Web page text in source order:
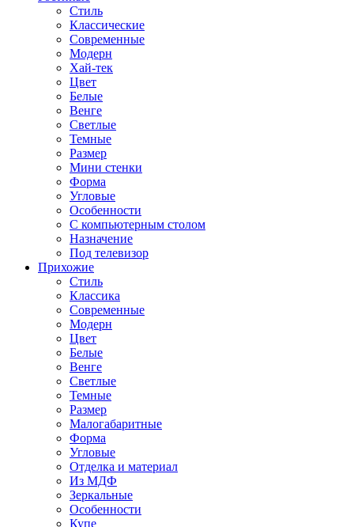
Стиль
Классические
Современные
Модерн
Хай-тек
Цвет
Белые
Венге
Светлые
Темные
Размер
Мини стенки
Форма
Угловые
Особенности
С компьютерным столом
Назначение
Под телевизор
Прихожие
Стиль
Классика
Современные
Модерн
Цвет
Белые
Венге
Светлые
Темные
Размер
Малогабаритные
Форма
Угловые
Отделка и материал
Из МДФ
Зеркальные
Особенности
Купе